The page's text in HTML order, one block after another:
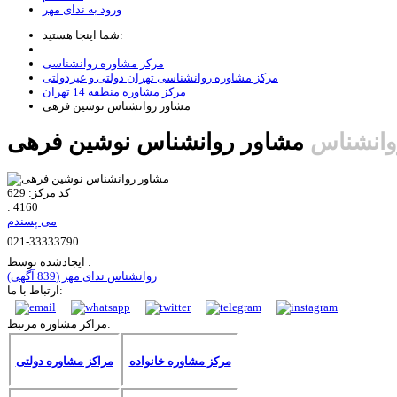
ورود به ندای مهر
شما اینجا هستید:
مرکز مشاوره روانشناسی
مرکز مشاوره روانشناسی تهران دولتی و غیردولتی
مرکز مشاوره منطقه 14 تهران
مشاور روانشناس نوشین فرهی
کد مرکز: 629
: 4160
می پسندم
021-33333790
ایجادشده توسط :
روانشناس ندای مهر (839 آگهی)
ارتباط با ما:
مراکز مشاوره مرتبط:
مراکز مشاوره دولتی مرکز مشاوره خانواده